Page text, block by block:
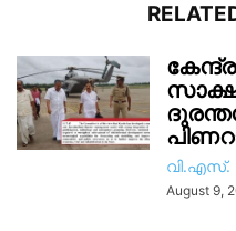
വി.എസ്.
August 9,